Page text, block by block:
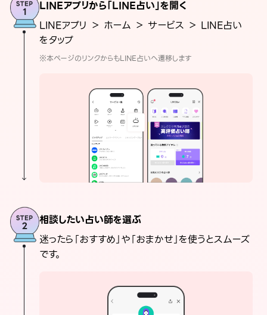
LINEアプリから「LINE占い」を開く
LINEアプリ ＞ ホーム ＞ サービス ＞ LINE占い
をタップ
※本ページのリンクからもLINE占いへ遷移します
相談したい占い師を選ぶ
迷ったら「おすすめ」や「おまかせ」を使うとスムーズ
です。